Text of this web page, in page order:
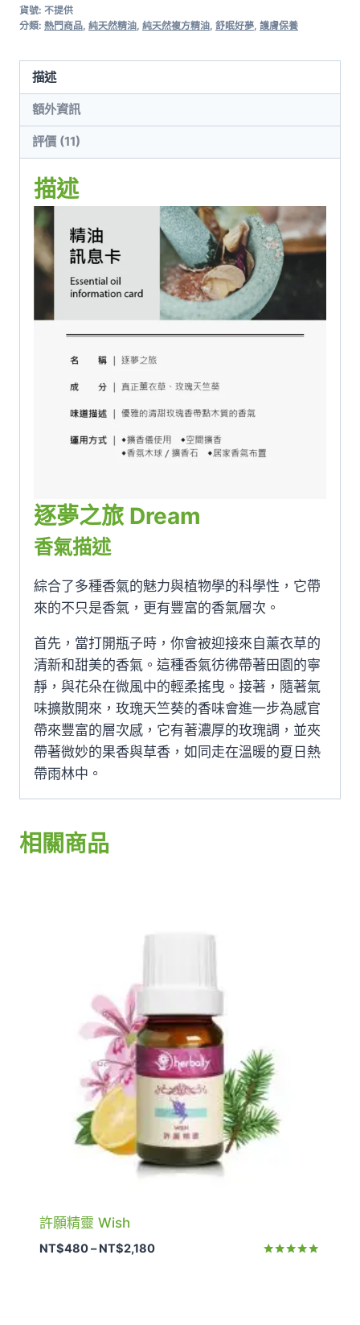
旅
數
量
貨號: 不提供
分類: 熱門商品, 純天然精油, 純天然複方精油, 舒眠好夢, 護膚保養
描述
額外資訊
評價 (11)
描述
逐夢之旅 Dream
香氣描述
綜合了多種香氣的魅力與植物學的科學性，它帶
來的不只是香氣，更有豐富的香氣層次。
首先，當打開瓶子時，你會被迎接來自薰衣草的
清新和甜美的香氣。這種香氣彷彿帶著田園的寧
靜，與花朵在微風中的輕柔搖曳。接著，隨著氣
味擴散開來，玫瑰天竺葵的香味會進一步為感官
帶來豐富的層次感，它有著濃厚的玫瑰調，並夾
帶著微妙的果香與草香，如同走在溫暖的夏日熱
帶雨林中。
相關商品
許願精靈 Wish
NT$480– NT$2,180價